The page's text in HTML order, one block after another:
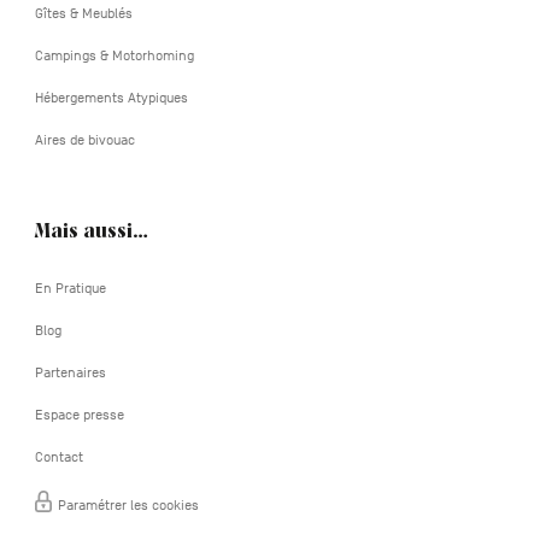
Gîtes & Meublés
Campings & Motorhoming
Hébergements Atypiques
Aires de bivouac
Mais aussi…
En Pratique
Blog
Partenaires
Espace presse
Contact
Paramétrer les cookies